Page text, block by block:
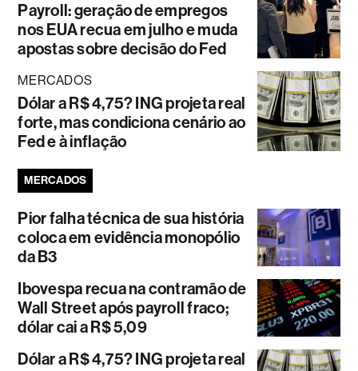
Payroll: geração de empregos
nos EUA recua em julho e muda
apostas sobre decisão do Fed
MERCADOS
Dólar a R$ 4,75? ING projeta real
forte, mas condiciona cenário ao
Fed e à inflação
MERCADOS
Pior falha técnica de sua história
coloca em evidência monopólio
da B3
Ibovespa recua na contramão de
Wall Street após payroll fraco;
dólar cai a R$ 5,09
Dólar a R$ 4,75? ING projeta real